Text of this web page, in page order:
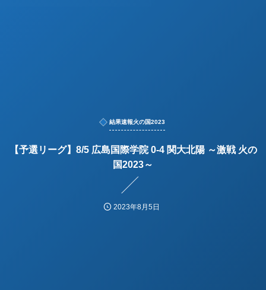
結果速報火の国2023
【予選リーグ】8/5 広島国際学院 0-4 関大北陽 ～激戦 火の
国2023～
2023年8月5日